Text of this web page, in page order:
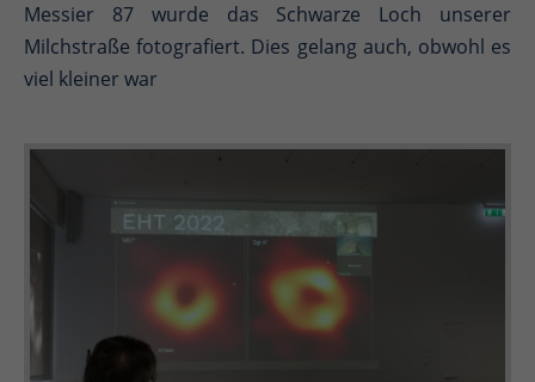
Messier 87 wurde das Schwarze Loch unserer
Milchstraße fotografiert. Dies gelang auch, obwohl es
viel kleiner war